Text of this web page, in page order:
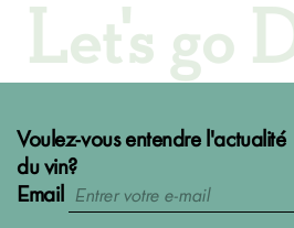
Let's go
Voulez-vous entendre l'actualité
du vin?
Email